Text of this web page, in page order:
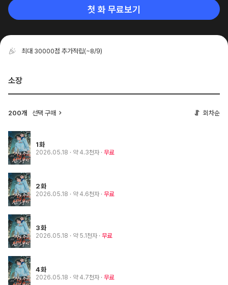
첫 화 무료보기
최대 30000점 추가적립(~8/9)
소장
200개 선택 구매 회차순
1화
2026.05.18 · 약 4.3천자 무료
2화
2026.05.18 · 약 4.6천자 무료
3화
2026.05.18 · 약 5.1천자 무료
4화
2026.05.18 · 약 4.7천자 무료